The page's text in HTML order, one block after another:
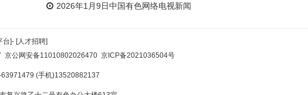
2026年1月9日中国有色网络电视新闻
台]- [人才招聘]
京公网安备11010802026470 京ICP备2021036504号
63971479 (手机)13520882137